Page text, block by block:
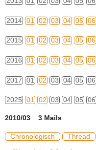
2014 01 02 03 04 05 06
2015 01 02 03 04 05 06
2016 01 02 03 04 05 06
2017 01 02 03 04 05 06
2025 01 02 03 04 05 06
2010/03 3 Mails
Chronologisch Thread